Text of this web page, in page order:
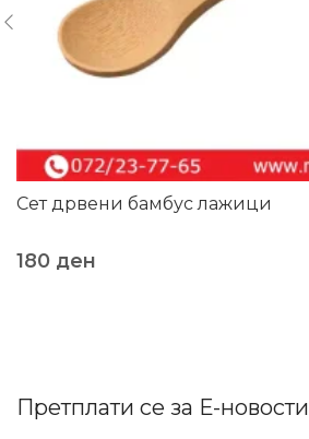
Сет дрвени бамбус лажици
180 ден
Претплати се за Е-новости